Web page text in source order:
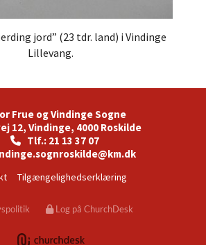
jord” (23 tdr. land) i Vindinge
Lillevang.
Frue og Vindinge Sogne
12, Vindinge, 4000 Roskilde
 Tlf.: 21 13 37 07
Tilgængelighedserklæring
Log på ChurchDesk